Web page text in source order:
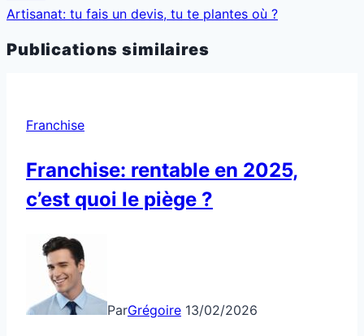
Artisanat: tu fais un devis, tu te plantes où ?
Publications similaires
Franchise
Franchise: rentable en 2025,
c’est quoi le piège ?
ParGrégoire 13/02/2026